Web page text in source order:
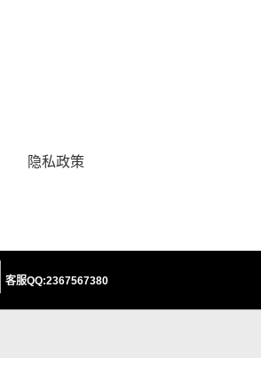
隐私政策
客服QQ:2367567380